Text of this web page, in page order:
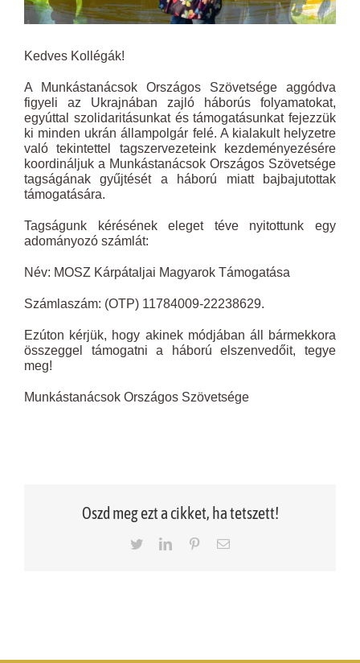
Kedves Kollégák!
A Munkástanácsok Országos Szövetsége aggódva
figyeli az Ukrajnában zajló háborús folyamatokat,
egyúttal szolidaritásunkat és támogatásunkat fejezzük
ki minden ukrán állampolgár felé. A kialakult helyzetre
való tekintettel tagszervezeteink kezdeményezésére
koordináljuk a Munkástanácsok Országos Szövetsége
tagságának gyűjtését a háború miatt bajbajutottak
támogatására.
Tagságunk kérésének eleget téve nyitottunk egy
adományozó számlát:
Név: MOSZ Kárpátaljai Magyarok Támogatása
Számlaszám: (OTP) 11784009-22238629.
Ezúton kérjük, hogy akinek módjában áll bármekkora
összeggel támogatni a háború elszenvedőit, tegye
meg!
Munkástanácsok Országos Szövetsége
Oszd meg ezt a cikket, ha tetszett!
TwitterLinkedInPinterestEmail